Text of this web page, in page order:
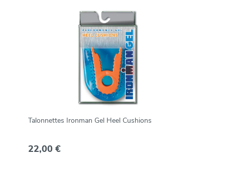
Talonnettes Ironman Gel Heel Cushions
22,00 €